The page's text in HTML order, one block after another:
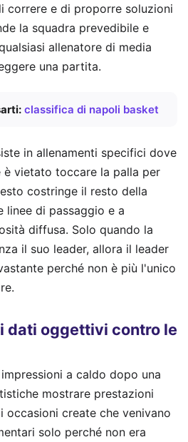
correre e di proporre soluzioni
la squadra prevedibile e
allenatore di media
una partita.
classifica di napoli basket
in allenamenti specifici dove
vietato toccare la palla per
costringe il resto della
linee di passaggio e a
diffusa. Solo quando la
il suo leader, allora il leader
perché non è più l'unico
dati oggettivi contro le
a caldo dopo una
mostrare prestazioni
occasioni create che venivano
solo perché non era